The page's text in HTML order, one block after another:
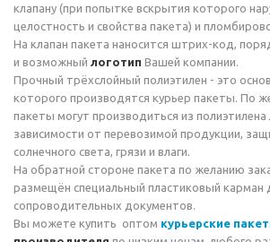
клапану (при попытке вскрытия которого
целостность и свойства пакета) и
На клапан пакета наносится штрих-код,
и возможный логотип Вашей компании.
Прочный трёхслойный полиэтилен - это
которого производятся курьер пакеты. По
пакеты могут производиться из
зависимости от перевозимой продукции,
солнечного света, грязи и влаги.
На обратной стороне пакета по желанию
размещён специальный пластиковый карман
сопроводительных документов.
Вы можете купить оптом курьерские